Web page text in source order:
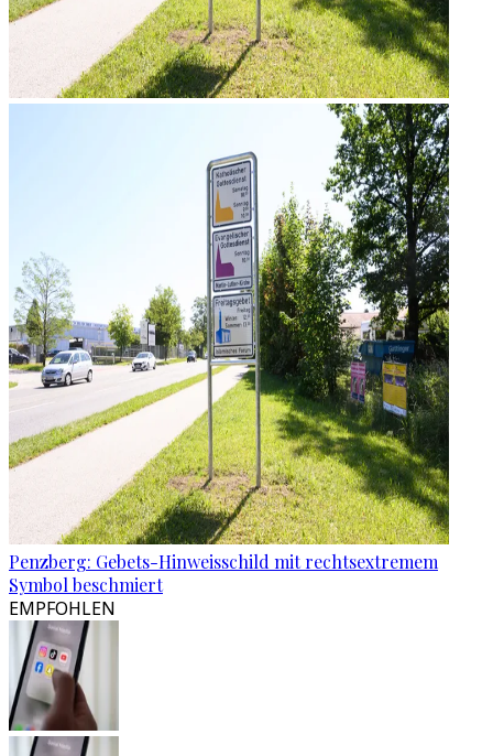
Penzberg: Gebets-Hinweisschild mit rechtsextremem
Symbol beschmiert
EMPFOHLEN